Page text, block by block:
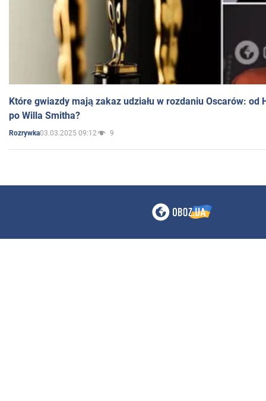
Które gwiazdy mają zakaz udziału w rozdaniu Oscarów: od
po Willa Smitha?
Rozrywka03.03.2025 09:12 9